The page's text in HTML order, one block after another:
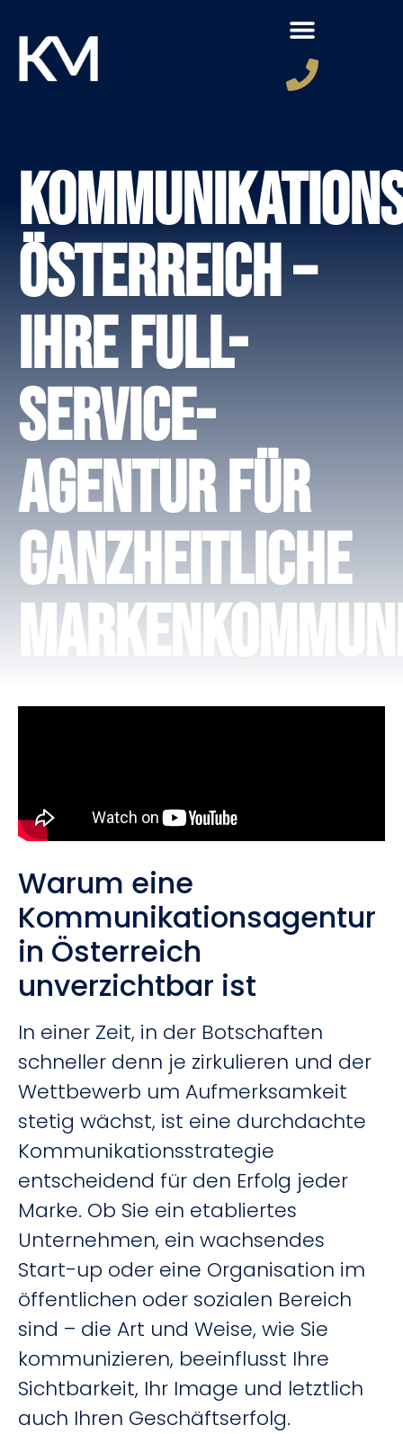
Österreich –
Ihre Full-
Service-
Agentur für
ganzheitliche
Warum eine
Kommunikationsagentur
in Österreich
unverzichtbar ist
In einer Zeit, in der Botschaften
schneller denn je zirkulieren und der
Wettbewerb um Aufmerksamkeit
stetig wächst, ist eine durchdachte
Kommunikationsstrategie
entscheidend für den Erfolg jeder
Marke. Ob Sie ein etabliertes
Unternehmen, ein wachsendes
Start-up oder eine Organisation im
öffentlichen oder sozialen Bereich
sind – die Art und Weise, wie Sie
kommunizieren, beeinflusst Ihre
Sichtbarkeit, Ihr Image und letztlich
auch Ihren Geschäftserfolg.